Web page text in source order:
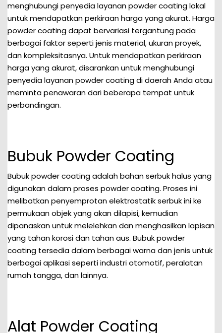
menghubungi penyedia layanan powder coating lokal
untuk mendapatkan perkiraan harga yang akurat. Harga
powder coating dapat bervariasi tergantung pada
berbagai faktor seperti jenis material, ukuran proyek,
dan kompleksitasnya. Untuk mendapatkan perkiraan
harga yang akurat, disarankan untuk menghubungi
penyedia layanan powder coating di daerah Anda atau
meminta penawaran dari beberapa tempat untuk
perbandingan.
Bubuk Powder Coating
Bubuk powder coating adalah bahan serbuk halus yang
digunakan dalam proses powder coating. Proses ini
melibatkan penyemprotan elektrostatik serbuk ini ke
permukaan objek yang akan dilapisi, kemudian
dipanaskan untuk melelehkan dan menghasilkan lapisan
yang tahan korosi dan tahan aus. Bubuk powder
coating tersedia dalam berbagai warna dan jenis untuk
berbagai aplikasi seperti industri otomotif, peralatan
rumah tangga, dan lainnya.
Alat Powder Coating